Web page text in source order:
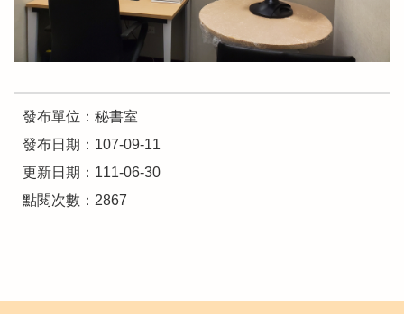
發布單位：秘書室
發布日期：107-09-11
更新日期：111-06-30
點閱次數：2867